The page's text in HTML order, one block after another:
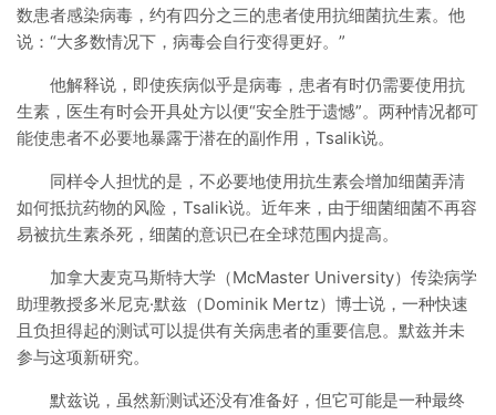
数患者感染病毒，约有四分之三的患者使用抗细菌抗生素。他
说：“大多数情况下，病毒会自行变得更好。”
他解释说，即使疾病似乎是病毒，患者有时仍需要使用抗
生素，医生有时会开具处方以便“安全胜于遗憾”。两种情况都可
能使患者不必要地暴露于潜在的副作用，Tsalik说。
同样令人担忧的是，不必要地使用抗生素会增加细菌弄清
如何抵抗药物的风险，Tsalik说。近年来，由于细菌细菌不再容
易被抗生素杀死，细菌的意识已在全球范围内提高。
加拿大麦克马斯特大学（McMaster University）传染病学
助理教授多米尼克·默兹（Dominik Mertz）博士说，一种快速
且负担得起的测试可以提供有关病患者的重要信息。默兹并未
参与这项新研究。
默兹说，虽然新测试还没有准备好，但它可能是一种最终